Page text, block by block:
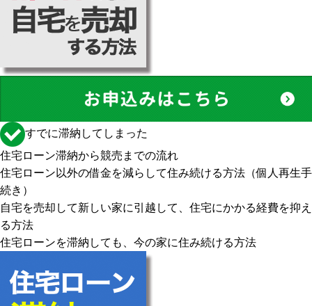
すでに滞納してしまった
住宅ローン滞納から競売までの流れ
住宅ローン以外の借金を減らして住み続ける方法（個人再生手
続き）
自宅を売却して新しい家に引越して、住宅にかかる経費を抑え
る方法
住宅ローンを滞納しても、今の家に住み続ける方法